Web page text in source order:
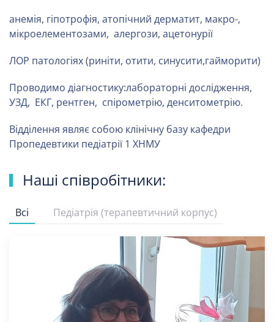
анемія, гіпотрофія, атопічний дерматит, макро-,
мікроелементозами, алергози, ацетонурії
ЛОР патологіях (риніти, отити, синусити,гайморити)
Проводимо діагностику:лабораторні дослідження,
УЗД, ЕКГ, рентген, спірометрію, денситометрію.
Відділення являє собою клінічну базу кафедри
Пропедевтики педіатрії 1 ХНМУ
Наші співробітники:
Всі Педіатрія (терапевтичний корпус)